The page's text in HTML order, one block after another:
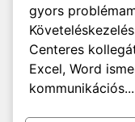
gyors
Centeres
Excel, Word
kommunikációs...